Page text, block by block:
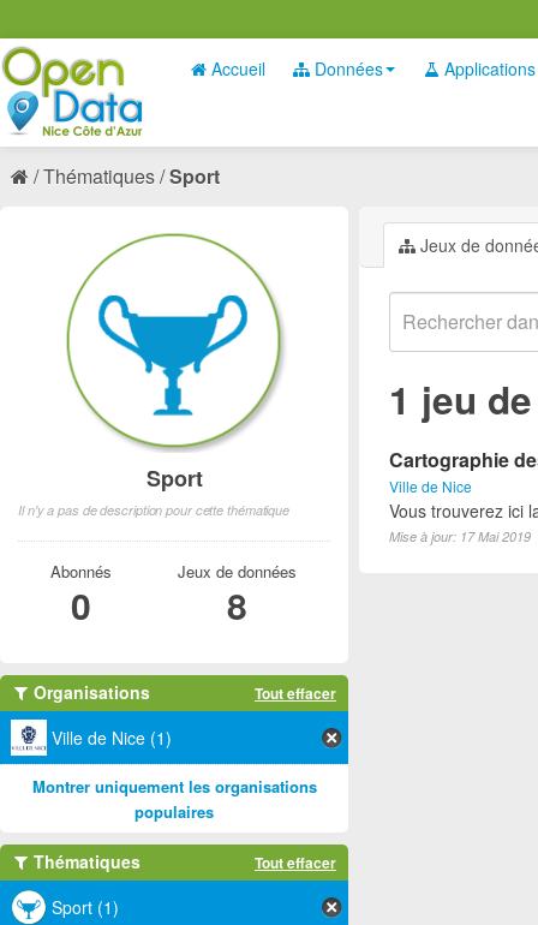
Accueil Données Applications
Thématiques Sport
Jeux de
1 jeu
Cartographie
Ville de Nice
Vous trouverez ici
Mise à jour: 17 Mai 2019
Sport
Il n'y a pas de description pour cette thématique
Abonnés
0
Jeux de données
8
Organisations Tout effacer
Ville de Nice (1)
Montrer uniquement les organisations
populaires
Thématiques Tout effacer
Sport (1)